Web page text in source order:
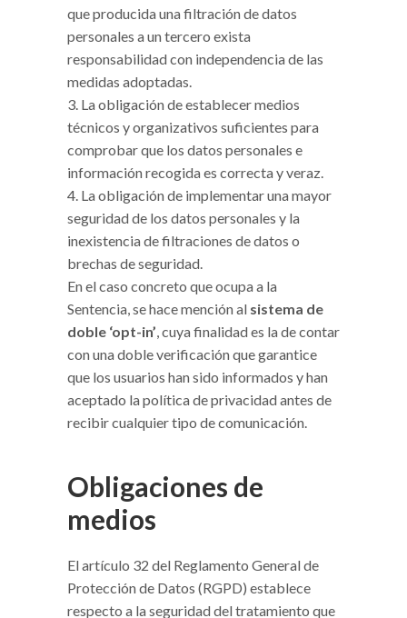
que producida una filtración de datos
personales a un tercero exista
responsabilidad con independencia de las
medidas adoptadas.
La obligación de establecer medios
técnicos y organizativos suficientes para
comprobar que los datos personales e
información recogida es correcta y veraz.
La obligación de implementar una mayor
seguridad de los datos personales y la
inexistencia de filtraciones de datos o
brechas de seguridad.
En el caso concreto que ocupa a la
Sentencia, se hace mención al sistema de
doble ‘opt-in’, cuya finalidad es la de contar
con una doble verificación que garantice
que los usuarios han sido informados y han
aceptado la política de privacidad antes de
recibir cualquier tipo de comunicación.
Obligaciones de
medios
El artículo 32 del Reglamento General de
Protección de Datos (RGPD) establece
respecto a la seguridad del tratamiento que